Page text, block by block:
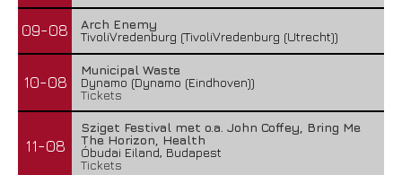
09-08
Arch Enemy
TivoliVredenburg (TivoliVredenburg (Utrecht))
10-08
Municipal Waste
Dynamo (Dynamo (Eindhoven))
Tickets
11-08
Sziget Festival met o.a. John Coffey, Bring Me
The Horizon, Health
Óbudai Eiland, Budapest
Tickets